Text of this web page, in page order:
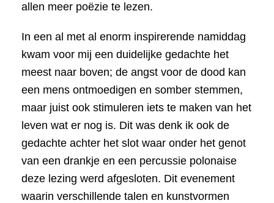
allen meer poëzie te lezen.
In een al met al enorm inspirerende namiddag
kwam voor mij een duidelijke gedachte het
meest naar boven; de angst voor de dood kan
een mens ontmoedigen en somber stemmen,
maar juist ook stimuleren iets te maken van het
leven wat er nog is. Dit was denk ik ook de
gedachte achter het slot waar onder het genot
van een drankje en een percussie polonaise
deze lezing werd afgesloten. Dit evenement
waarin verschillende talen en kunstvormen